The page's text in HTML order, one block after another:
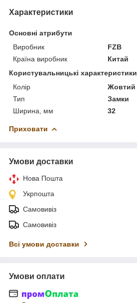
Характеристики
Основні атрибути
Виробник
FZB
Країна виробник
Китай
Користувальницькі характеристики
Колір
Жовтий
Тип
Замки
Ширина, мм
32
Приховати
Умови доставки
Нова Пошта
Укрпошта
Самовивіз
Самовивіз
Всі умови доставки
Умови оплати